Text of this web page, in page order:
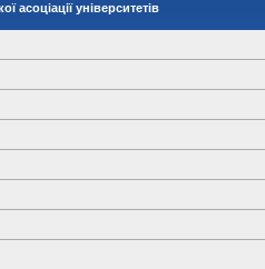
асоціації університетів